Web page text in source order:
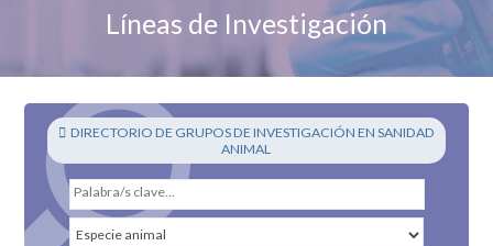
Líneas de Investigación
DIRECTORIO DE GRUPOS DE INVESTIGACIÓN EN SANIDAD
ANIMAL